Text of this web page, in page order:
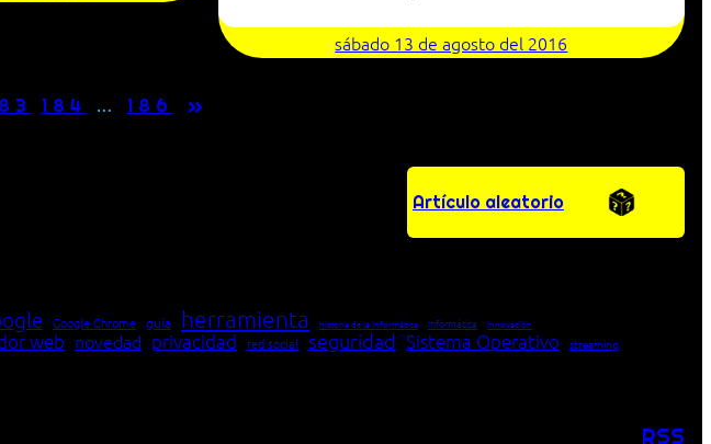
sábado 13 de agosto del 2016
184 … 186 »
Artículo aleatorio
Google Chrome guía herramienta historia de la Informática Informática innovación
web novedad privacidad red social seguridad Sistema Operativo streaming
RSS